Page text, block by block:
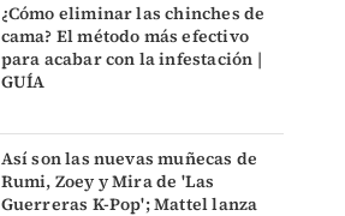
¿Cómo eliminar las chinches de
cama? El método más efectivo
para acabar con la infestación |
GUÍA
Así son las nuevas muñecas de
Rumi, Zoey y Mira de 'Las
Guerreras K-Pop'; Mattel lanza